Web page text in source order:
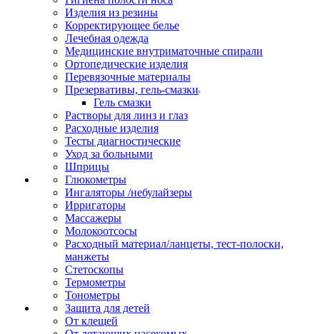
Изделия из резины
Корректирующее белье
Лечебная одежда
Медицинские внутриматочные спирали
Ортопедические изделия
Перевязочные материалы
Презервативы, гель-смазки
Гель смазки
Растворы для линз и глаз
Расходные изделия
Тесты диагностические
Уход за больными
Шприцы
Глюкометры
Ингаляторы /небулайзеры
Ирригаторы
Массажеры
Молокоотсосы
Расходный материал/ланцеты, тест-полоски,
манжеты
Стетоскопы
Термометры
Тонометры
Защита для детей
От клещей